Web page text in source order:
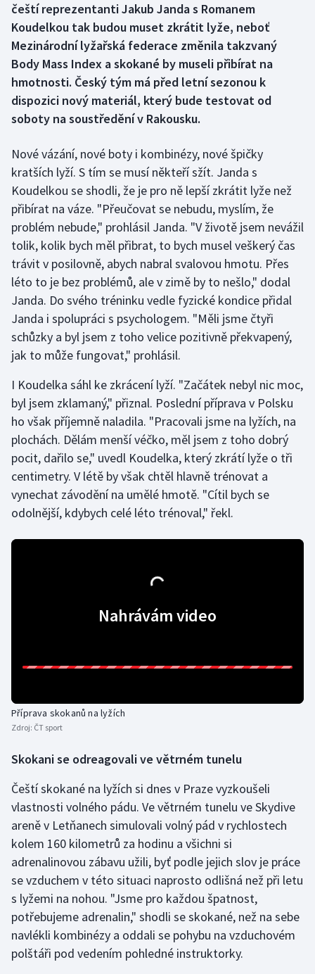
Curling
Dostihy
Florbal
Futsal
Golf
Gymnastika
Házená
Jezdectví
Judo
Krasobruslení
Lezení
Lyže a snowboard
Moderní pětiboj
Motorsport
Olympijské hry
Parasport
Short track
Sportovní střelba
Stolní tenis
Triatlon
Veslování
Vodní slalom
Volejbal
Ostatní
čeští reprezentanti Jakub Janda s Romanem
Koudelkou tak budou muset zkrátit lyže, neboť
Mezinárodní lyžařská federace změnila takzvaný
Body Mass Index a skokané by museli přibírat na
hmotnosti. Český tým má před letní sezonou k
dispozici nový materiál, který bude testovat od
soboty na soustředění v Rakousku.
Nové vázání, nové boty i kombinézy, nové špičky
kratších lyží. S tím se musí někteří sžít. Janda s
Koudelkou se shodli, že je pro ně lepší zkrátit lyže než
přibírat na váze. "Přeučovat se nebudu, myslím, že
problém nebude," prohlásil Janda. "V životě jsem nevážil
tolik, kolik bych měl přibrat, to bych musel veškerý čas
trávit v posilovně, abych nabral svalovou hmotu. Přes
léto to je bez problémů, ale v zimě by to nešlo," dodal
Janda. Do svého tréninku vedle fyzické kondice přidal
Janda i spolupráci s psychologem. "Měli jsme čtyři
schůzky a byl jsem z toho velice pozitivně překvapený,
jak to může fungovat," prohlásil.
I Koudelka sáhl ke zkrácení lyží. "Začátek nebyl nic moc,
byl jsem zklamaný," přiznal. Poslední příprava v Polsku
ho však příjemně naladila. "Pracovali jsme na lyžích, na
plochách. Dělám menší véčko, měl jsem z toho dobrý
pocit, dařilo se," uvedl Koudelka, který zkrátí lyže o tři
centimetry. V létě by však chtěl hlavně trénovat a
vynechat závodění na umělé hmotě. "Cítil bych se
odolnější, kdybych celé léto trénoval," řekl.
Nahrávám video
Příprava skokanů na lyžích
Zdroj: ČT sport
Skokani se odreagovali ve větrném tunelu
Čeští skokané na lyžích si dnes v Praze vyzkoušeli
vlastnosti volného pádu. Ve větrném tunelu ve Skydive
areně v Letňanech simulovali volný pád v rychlostech
kolem 160 kilometrů za hodinu a všichni si
adrenalinovou zábavu užili, byť podle jejich slov je práce
se vzduchem v této situaci naprosto odlišná než při letu
s lyžemi na nohou. "Jsme pro každou špatnost,
potřebujeme adrenalin," shodli se skokané, než na sebe
navlékli kombinézy a oddali se pohybu na vzduchovém
polštáři pod vedením pohledné instruktorky.